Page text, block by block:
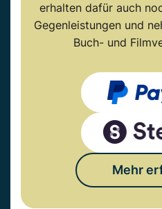
erhalten dafür auch
Gegenleistungen und
Buch- und
Mehr